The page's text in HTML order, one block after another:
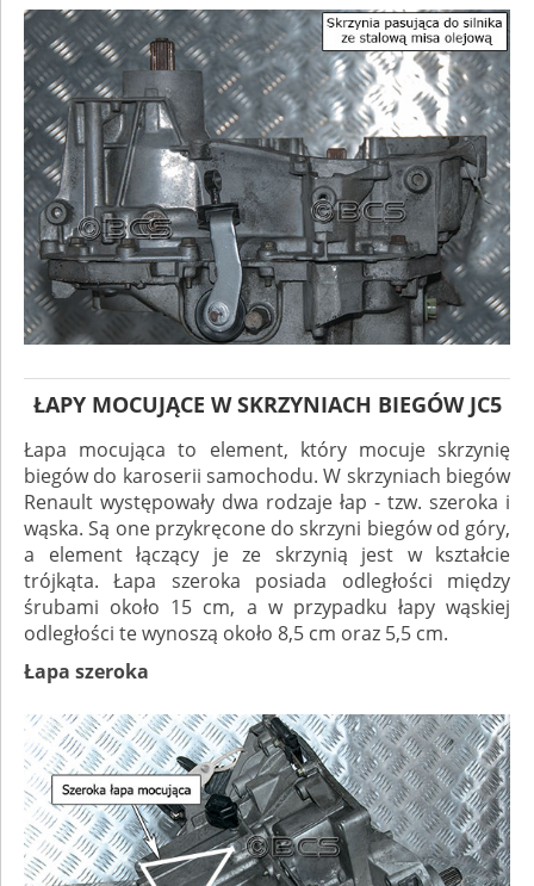
ŁAPY MOCUJĄCE W SKRZYNIACH BIEGÓW JC5
Łapa mocująca to element, który mocuje skrzynię
biegów do karoserii samochodu. W skrzyniach biegów
Renault występowały dwa rodzaje łap - tzw. szeroka i
wąska. Są one przykręcone do skrzyni biegów od góry,
a element łączący je ze skrzynią jest w kształcie
trójkąta. Łapa szeroka posiada odległości między
śrubami około 15 cm, a w przypadku łapy wąskiej
odległości te wynoszą około 8,5 cm oraz 5,5 cm.
Łapa szeroka